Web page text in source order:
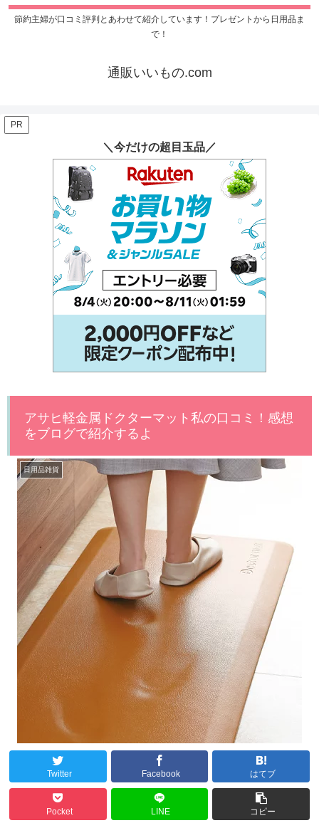
節約主婦が口コミ評判とあわせて紹介しています！プレゼントから日用品ま
で！
通販いいもの.com
PR
＼今だけの超目玉品／
アサヒ軽金属ドクターマット私の口コミ！感想
をブログで紹介するよ
日用品雑貨
Twitter Facebook はてブ
Pocket LINE コピー